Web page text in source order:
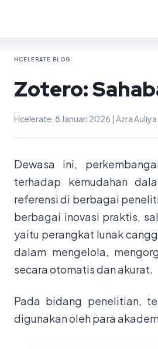
HCELERATE BLOG
Zotero:
Hcelerate, 8 Januari 2026 | Azra Auliya
Dewasa ini,
terhadap kemudahan
referensi di berbagai
berbagai inovasi praktis,
yaitu perangkat lunak
dalam mengelola,
secara otomatis dan akurat.
Pada bidang penelitian,
digunakan oleh para